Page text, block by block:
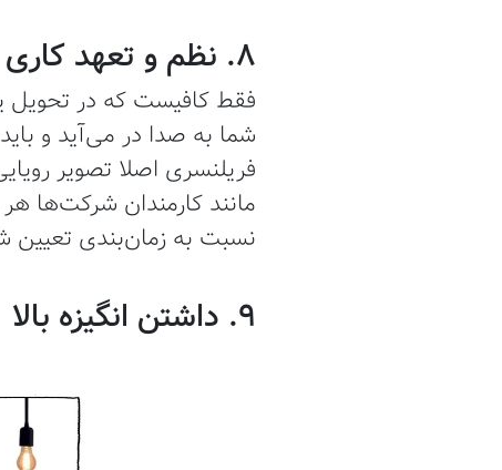
8. نظم و تعهد کاری
فقط کافیست که در تحویل
شما به صدا در می‌آید و
فریلنسری اصلا تصویر
مانند کارمندان شرکت‌ها
نسبت به زمان‌بندی تعیین
9. داشتن انگیزه بالا